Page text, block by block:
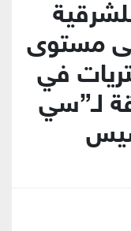
أدنى مستوى
في
لـ”سي